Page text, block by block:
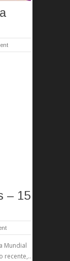
– 15
Mundial
recente,..